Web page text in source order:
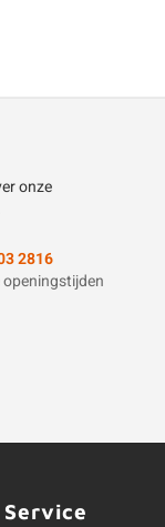
onze
2816
Service